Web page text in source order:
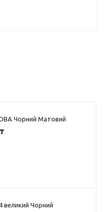
Чорний Матовий
великий Чорний